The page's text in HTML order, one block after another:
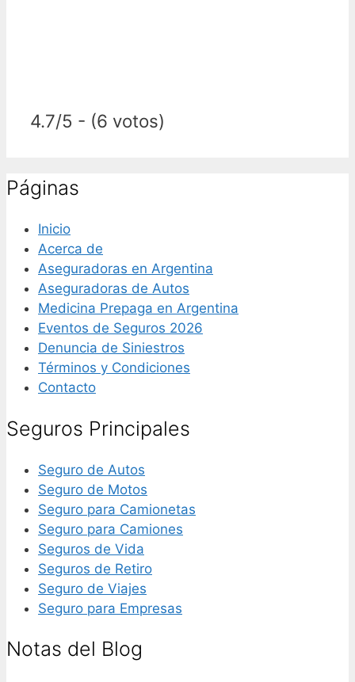
4.7/5 - (6 votos)
Páginas
Inicio
Acerca de
Aseguradoras en Argentina
Aseguradoras de Autos
Medicina Prepaga en Argentina
Eventos de Seguros 2026
Denuncia de Siniestros
Términos y Condiciones
Contacto
Seguros Principales
Seguro de Autos
Seguro de Motos
Seguro para Camionetas
Seguro para Camiones
Seguros de Vida
Seguros de Retiro
Seguro de Viajes
Seguro para Empresas
Notas del Blog